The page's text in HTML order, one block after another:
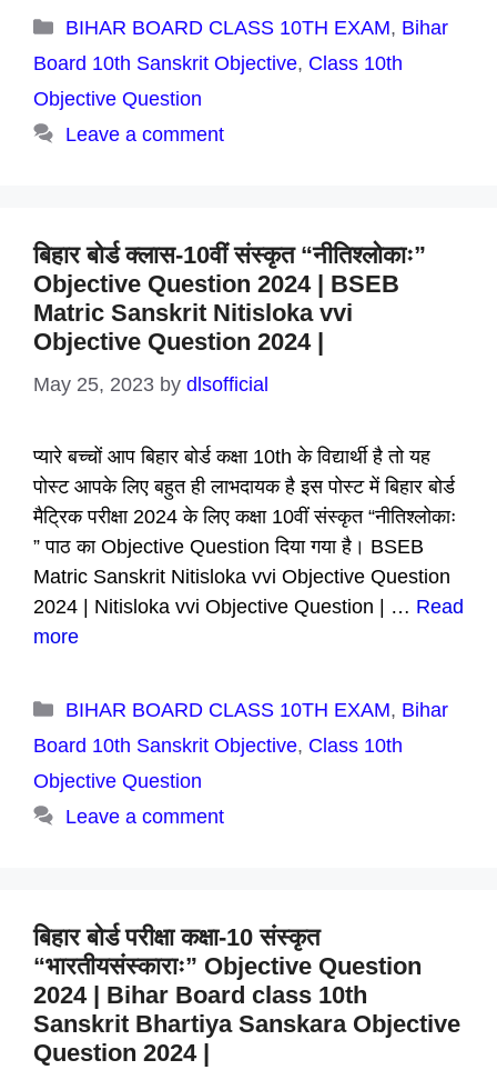
Categories
BIHAR BOARD CLASS 10TH EXAM, Bihar
Board 10th Sanskrit Objective, Class 10th
Objective Question
Leave a comment
बिहार बोर्ड क्लास-10वीं संस्कृत “नीतिश्लोकाः”
Objective Question 2024 | BSEB
Matric Sanskrit Nitisloka vvi
Objective Question 2024 |
May 25, 2023 by dlsofficial
प्यारे बच्चों आप बिहार बोर्ड कक्षा 10th के विद्यार्थी है तो यह
पोस्ट आपके लिए बहुत ही लाभदायक है इस पोस्ट में बिहार बोर्ड
मैट्रिक परीक्षा 2024 के लिए कक्षा 10वीं संस्कृत “नीतिश्लोकाः
” पाठ का Objective Question दिया गया है। BSEB
Matric Sanskrit Nitisloka vvi Objective Question
2024 | Nitisloka vvi Objective Question | … Read
more
Categories
BIHAR BOARD CLASS 10TH EXAM, Bihar
Board 10th Sanskrit Objective, Class 10th
Objective Question
Leave a comment
बिहार बोर्ड परीक्षा कक्षा-10 संस्कृत
“भारतीयसंस्काराः” Objective Question
2024 | Bihar Board class 10th
Sanskrit Bhartiya Sanskara Objective
Question 2024 |